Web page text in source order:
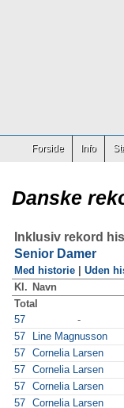
Forside Info
Danske
Inklusiv rekord
Senior Damer
Med historie
Uden
Kl. Navn
Total
57
-
57
Line Magnusson
57 Cornelia Larsen
57 Cornelia Larsen
57 Cornelia Larsen
57 Cornelia Larsen